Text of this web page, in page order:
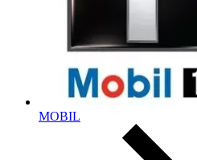
MOBIL